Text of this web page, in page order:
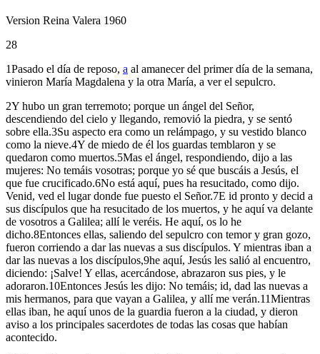
Version Reina Valera 1960
28
1Pasado el día de reposo, a al amanecer del primer día de la semana,
vinieron María Magdalena y la otra María, a ver el sepulcro.
2Y hubo un gran terremoto; porque un ángel del Señor,
descendiendo del cielo y llegando, removió la piedra, y se sentó
sobre ella.3Su aspecto era como un relámpago, y su vestido blanco
como la nieve.4Y de miedo de él los guardas temblaron y se
quedaron como muertos.5Mas el ángel, respondiendo, dijo a las
mujeres: No temáis vosotras; porque yo sé que buscáis a Jesús, el
que fue crucificado.6No está aquí, pues ha resucitado, como dijo.
Venid, ved el lugar donde fue puesto el Señor.7E id pronto y decid a
sus discípulos que ha resucitado de los muertos, y he aquí va delante
de vosotros a Galilea; allí le veréis. He aquí, os lo he
dicho.8Entonces ellas, saliendo del sepulcro con temor y gran gozo,
fueron corriendo a dar las nuevas a sus discípulos. Y mientras iban a
dar las nuevas a los discípulos,9he aquí, Jesús les salió al encuentro,
diciendo: ¡Salve! Y ellas, acercándose, abrazaron sus pies, y le
adoraron.10Entonces Jesús les dijo: No temáis; id, dad las nuevas a
mis hermanos, para que vayan a Galilea, y allí me verán.11Mientras
ellas iban, he aquí unos de la guardia fueron a la ciudad, y dieron
aviso a los principales sacerdotes de todas las cosas que habían
acontecido.